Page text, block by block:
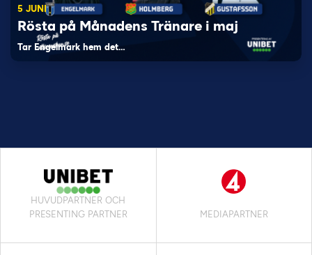
5 JUNI
Rösta på Månadens Tränare i maj
Tar Engelmark hem det…
HUVUDPARTNER OCH
PRESENTING PARTNER
MEDIAPARTNER